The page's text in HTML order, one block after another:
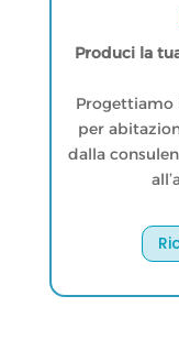
Produci la
per
dalla